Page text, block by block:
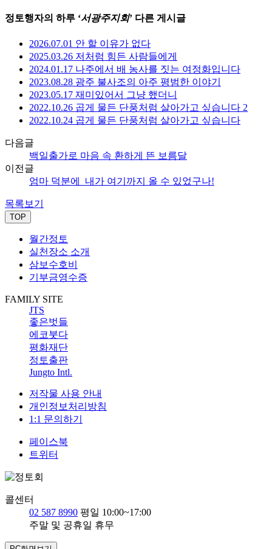
정토행자의 하루 ‘서광주지회’ 다른 게시글
2026.07.01 안 할 이유가 없다
2025.03.26 저처럼 힘든 사람들에게
2024.01.17 나주에서 배 농사를 짓는 여정화입니다
2023.08.28 광주 불사조의 아주 평범한 이야기
2023.05.17 재미있어서 그냥 했더니
2022.10.26 곱게 물든 단풍처럼 살아가고 싶습니다 2
2022.10.24 곱게 물든 단풍처럼 살아가고 싶습니다
다음글
백일출가로 마음 속 환하게 뜬 보름달
이전글
엄마 덕분에_내가 여기까지 올 수 있었구나!
목록보기
TOP
월간정토
실천장소 소개
삼보수호비
기부금영수증
FAMILY SITE
JTS
좋은벗들
에코붓다
평화재단
정토출판
Jungto Intl.
저작물 사용 안내
개인정보처리방침
1:1 문의하기
페이스북
트위터
콜센터
02 587 8990 평일 10:00~17:00
주말 및 공휴일 휴무